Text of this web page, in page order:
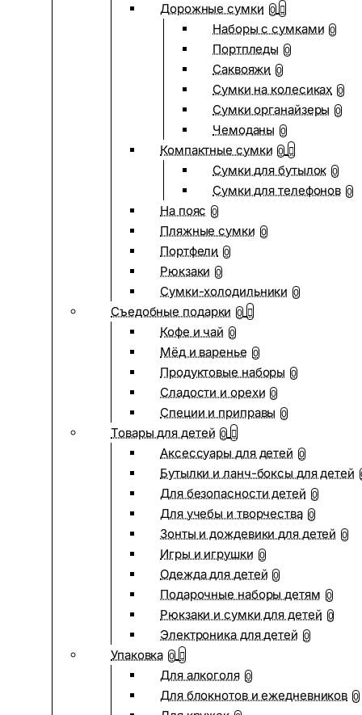
Дорожные сумки 0
Наборы с сумками 0
Портпледы 0
Саквояжи 0
Сумки на колесиках 0
Сумки органайзеры 0
Чемоданы 0
Компактные сумки 0
Сумки для бутылок 0
Сумки для телефонов 0
На пояс 0
Пляжные сумки 0
Портфели 0
Рюкзаки 0
Сумки-холодильники 0
Съедобные подарки 0
Кофе и чай 0
Мёд и варенье 0
Продуктовые наборы 0
Сладости и орехи 0
Специи и приправы 0
Товары для детей 0
Аксессуары для детей 0
Бутылки и ланч-боксы для детей
Для безопасности детей 0
Для учебы и творчества 0
Зонты и дождевики для детей 0
Игры и игрушки 0
Одежда для детей 0
Подарочные наборы детям 0
Рюкзаки и сумки для детей 0
Электроника для детей 0
Упаковка 0
Для алкоголя 0
Для блокнотов и ежедневников 0